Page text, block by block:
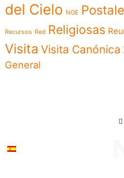
del Cielo NGE
Recursos Red Religiosas
Visita Visita Canónica
General